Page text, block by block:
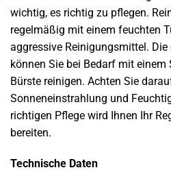
wichtig, es richtig zu pflegen.
regelmäßig mit einem feuchten
aggressive Reinigungsmittel.
können Sie bei Bedarf mit einem
Bürste reinigen. Achten Sie
Sonneneinstrahlung und
richtigen Pflege wird Ihnen Ihr
bereiten.
Technische Daten